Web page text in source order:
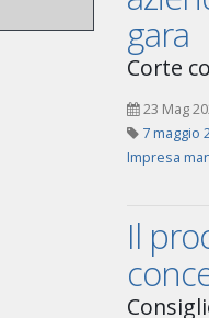
gara
Corte
23 Mag
7 maggio
Impresa
Il